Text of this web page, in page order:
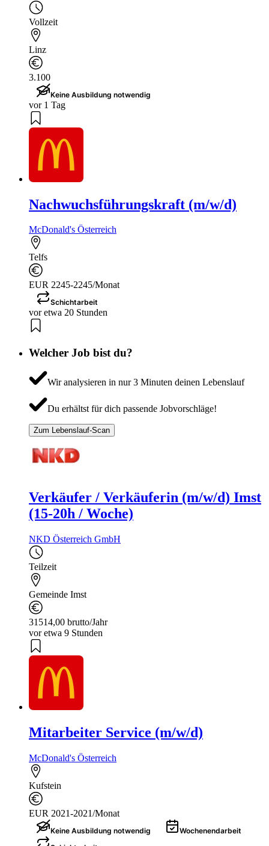
Vollzeit
Linz
3.100
Keine Ausbildung notwendig
vor 1 Tag
Nachwuchsführungskraft (m/w/d)
McDonald's Österreich
Telfs
EUR 2245-2245/Monat
Schichtarbeit
vor etwa 20 Stunden
Welcher Job bist du?
Wir analysieren in nur 3 Minuten deinen Lebenslauf
Du erhältst für dich passende Jobvorschläge!
Zum Lebenslauf-Scan
Verkäufer / Verkäuferin (m/w/d) Imst
(15-20h / Woche)
NKD Österreich GmbH
Teilzeit
Gemeinde Imst
31514,00 brutto/Jahr
vor etwa 9 Stunden
Mitarbeiter Service (m/w/d)
McDonald's Österreich
Kufstein
EUR 2021-2021/Monat
Keine Ausbildung notwendig
Wochenendarbeit